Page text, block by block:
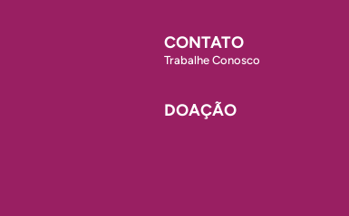
CONTATO
Trabalhe Conosco
DOAÇÃO